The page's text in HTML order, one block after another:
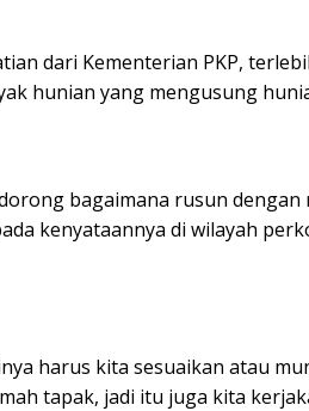
dari Kementerian PKP,
hunian yang mengusung
bagaimana rusun dengan
kenyataannya di wilayah
harus kita sesuaikan atau
tapak, jadi itu juga kita